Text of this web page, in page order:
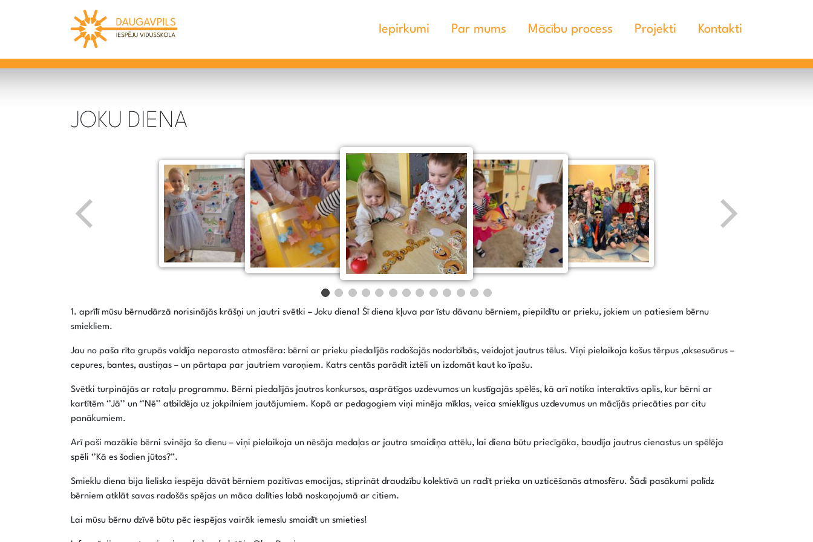
Iepirkumi Par mums Mācību process Projekti Kontakti
JOKU DIENA
1. aprīlī mūsu bērnudārzā norisinājās krāšņi un jautri svētki – Joku diena! Šī diena kļuva par īstu dāvanu bērniem, piepildītu ar prieku, jokiem un patiesiem bērnu
smiekliem.
Jau no paša rīta grupās valdīja neparasta atmosfēra: bērni ar prieku piedalījās radošajās nodarbībās, veidojot jautrus tēlus. Viņi pielaikoja košus tērpus ,aksesuārus –
cepures, bantes, austiņas – un pārtapa par jautriem varoņiem. Katrs centās parādīt iztēli un izdomāt kaut ko īpašu.
Svētki turpinājās ar rotaļu programmu. Bērni piedalījās jautros konkursos, asprātīgos uzdevumos un kustīgajās spēlēs, kā arī notika interaktīvs aplis, kur bērni ar
kartītēm ‘’Jā’’ un ‘’Nē’’ atbildēja uz jokpilniem jautājumiem. Kopā ar pedagogiem viņi minēja mīklas, veica smieklīgus uzdevumus un mācījās priecāties par citu
panākumiem.
Arī paši mazākie bērni svinēja šo dienu – viņi pielaikoja un nēsāja medaļas ar jautra smaidiņa attēlu, lai diena būtu priecīgāka, baudīja jautrus cienastus un spēlēja
spēli ‘’Kā es šodien jūtos?”.
Smieklu diena bija lieliska iespēja dāvāt bērniem pozitīvas emocijas, stiprināt draudzību kolektīvā un radīt prieka un uzticēšanās atmosfēru. Šādi pasākumi palīdz
bērniem atklāt savas radošās spējas un māca dalīties labā noskaņojumā ar citiem.
Lai mūsu bērnu dzīvē būtu pēc iespējas vairāk iemeslu smaidīt un smieties!